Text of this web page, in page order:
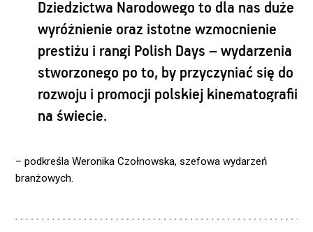
Dziedzictwa Narodowego to dla nas duże
wyróżnienie oraz istotne wzmocnienie
prestiżu i rangi Polish Days – wydarzenia
stworzonego po to, by przyczyniać się do
rozwoju i promocji polskiej kinematografii
na świecie.
– podkreśla Weronika Czołnowska, szefowa wydarzeń
branżowych.